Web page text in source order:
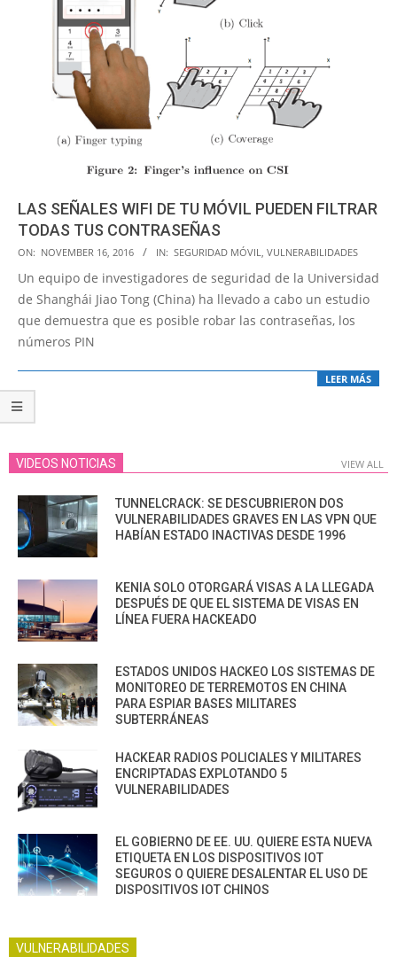
LAS SEÑALES WIFI DE TU MÓVIL PUEDEN FILTRAR
TODAS TUS CONTRASEÑAS
2016-
11-
16
ON: NOVEMBER 16, 2016 IN: SEGURIDAD MÓVIL, VULNERABILIDADES
Un equipo de investigadores de seguridad de la Universidad
de Shanghái Jiao Tong (China) ha llevado a cabo un estudio
que demuestra que es posible robar las contraseñas, los
números PIN
LEER MÁS
VIDEOS NOTICIAS VIEW ALL
TUNNELCRACK: SE DESCUBRIERON DOS
VULNERABILIDADES GRAVES EN LAS VPN QUE
HABÍAN ESTADO INACTIVAS DESDE 1996
KENIA SOLO OTORGARÁ VISAS A LA LLEGADA
DESPUÉS DE QUE EL SISTEMA DE VISAS EN
LÍNEA FUERA HACKEADO
ESTADOS UNIDOS HACKEO LOS SISTEMAS DE
MONITOREO DE TERREMOTOS EN CHINA
PARA ESPIAR BASES MILITARES
SUBTERRÁNEAS
HACKEAR RADIOS POLICIALES Y MILITARES
ENCRIPTADAS EXPLOTANDO 5
VULNERABILIDADES
EL GOBIERNO DE EE. UU. QUIERE ESTA NUEVA
ETIQUETA EN LOS DISPOSITIVOS IOT
SEGUROS O QUIERE DESALENTAR EL USO DE
DISPOSITIVOS IOT CHINOS
VULNERABILIDADES